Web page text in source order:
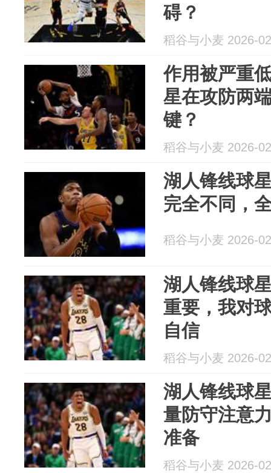
碍？
稻谷与小麦 2026-
作用被严重
星在攻防两
键？
稻谷与小麦 2026-
湖人锋线球
完全不同，
稻谷与小麦 2026-
湖人锋线球
重要，我对
自信
稻谷与小麦 2026-
湖人锋线球
量防守注意
准备
稻谷与小麦 2026-